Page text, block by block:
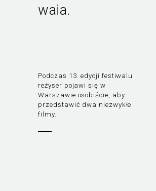
waia.
Podczas 13. edycji festiwalu
reżyser pojawi się w
Warszawie osobiście, aby
przedstawić dwa niezwykłe
filmy.